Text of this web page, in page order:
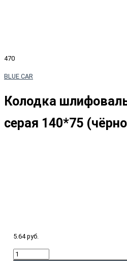
470
BLUE CAR
Колодка
серая 140*75
5.64 руб.